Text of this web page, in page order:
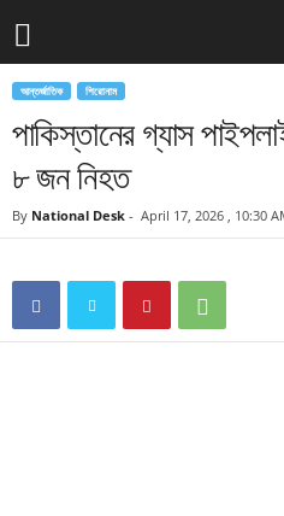
আন্তর্জাতিক শিরোনাম
পাকিস্তানের গ্যাস
৮ জন নিহত
By National Desk - April 17, 2026 , 10:30